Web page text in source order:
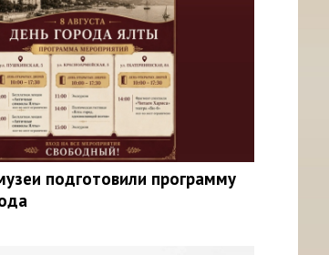
подготовили программу